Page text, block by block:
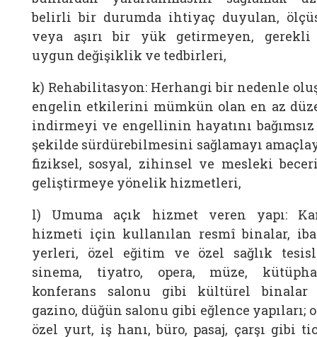
belirli bir durumda ihtiyaç duyulan,
veya aşırı bir yük getirmeyen,
uygun değişiklik ve tedbirleri,
k) Rehabilitasyon: Herhangi bir nedenle
engelin etkilerini mümkün olan en az
indirmeyi ve engellinin hayatını
şekilde sürdürebilmesini sağlamayı
fiziksel, sosyal, zihinsel ve mesleki
geliştirmeye yönelik hizmetleri,
l) Umuma açık hizmet veren yapı:
hizmeti için kullanılan resmî binalar,
yerleri, özel eğitim ve özel sağlık
sinema, tiyatro, opera, müze,
konferans salonu gibi kültürel
gazino, düğün salonu gibi eğlence yapıları;
özel yurt, iş hanı, büro, pasaj, çarşı gibi